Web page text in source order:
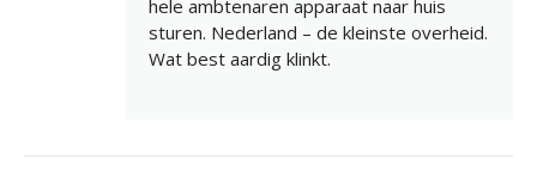
hele ambtenaren apparaat naar huis
sturen. Nederland – de kleinste overheid.
Wat best aardig klinkt.